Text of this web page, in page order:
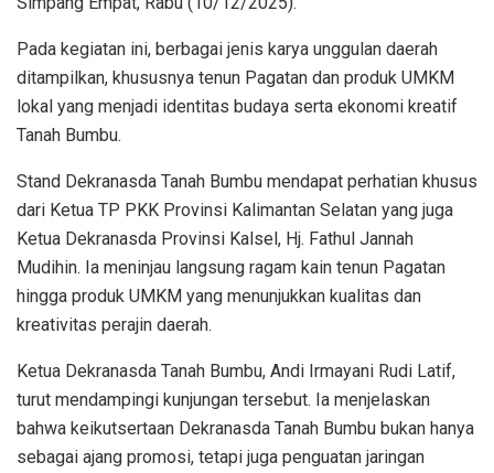
Pada kegiatan ini, berbagai jenis karya unggulan daerah
ditampilkan, khususnya tenun Pagatan dan produk UMKM
lokal yang menjadi identitas budaya serta ekonomi kreatif
Tanah Bumbu.
Stand Dekranasda Tanah Bumbu mendapat perhatian khusus
dari Ketua TP PKK Provinsi Kalimantan Selatan yang juga
Ketua Dekranasda Provinsi Kalsel, Hj. Fathul Jannah
Mudihin. Ia meninjau langsung ragam kain tenun Pagatan
hingga produk UMKM yang menunjukkan kualitas dan
kreativitas perajin daerah.
Ketua Dekranasda Tanah Bumbu, Andi Irmayani Rudi Latif,
turut mendampingi kunjungan tersebut. Ia menjelaskan
bahwa keikutsertaan Dekranasda Tanah Bumbu bukan hanya
sebagai ajang promosi, tetapi juga penguatan jaringan